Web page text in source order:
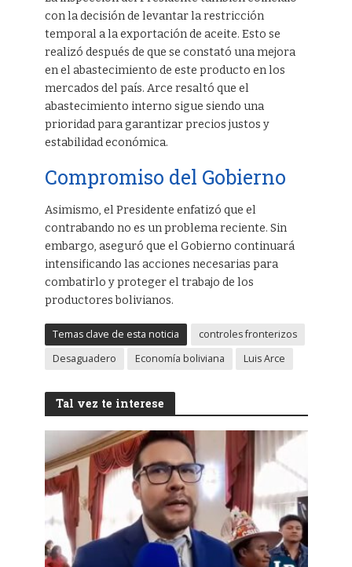
con la decisión de levantar la restricción
temporal a la exportación de aceite. Esto se
realizó después de que se constató una mejora
en el abastecimiento de este producto en los
mercados del país. Arce resaltó que el
abastecimiento interno sigue siendo una
prioridad para garantizar precios justos y
estabilidad económica.
Compromiso del Gobierno
Asimismo, el Presidente enfatizó que el
contrabando no es un problema reciente. Sin
embargo, aseguró que el Gobierno continuará
intensificando las acciones necesarias para
combatirlo y proteger el trabajo de los
productores bolivianos.
Temas clave de esta noticia
controles fronterizos
Desaguadero
Economía boliviana Luis Arce
Tal vez te interese